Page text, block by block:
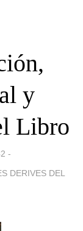
y
Libro
-
DERIVES DEL